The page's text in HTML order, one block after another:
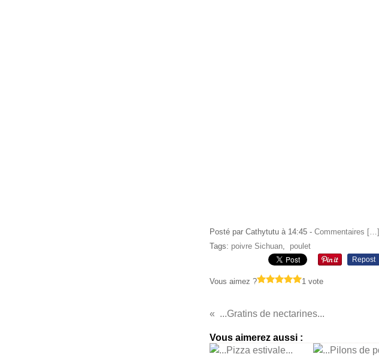
Posté par Cathytutu à 14:45 - Commentaires […]
Tags: poivre Sichuan, poulet
Repost
Vous aimez ? 1 vote
...Gratins de nectarines...
Vous aimerez aussi :